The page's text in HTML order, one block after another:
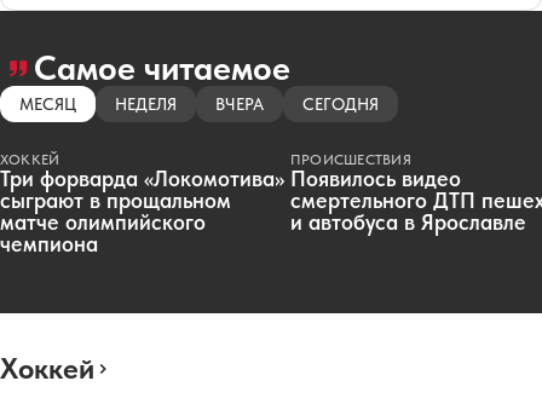
Самое читаемое
МЕСЯЦ НЕДЕЛЯ ВЧЕРА СЕГОДНЯ
ХОККЕЙ
Три форварда «Локомотива»
сыграют в прощальном
матче олимпийского
чемпиона
ПРОИСШЕСТВИЯ
Появилось видео
смертельного ДТП
и автобуса в Ярославле
Хоккей